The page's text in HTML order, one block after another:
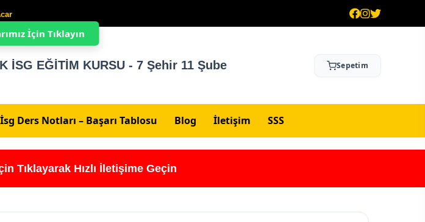
İSG EĞİTİM KURSU - 7 Şehir 11 Şube Sepetim
İsg Ders Notları – Başarı Tablosu Blog İletişim SSS
Tıklayarak Hızlı İletişime Geçin
İçin Tıklayın